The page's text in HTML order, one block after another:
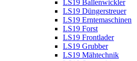
LS19 Ballenwickler
LS19 Düngerstreuer
LS19 Erntemaschinen
LS19 Forst
LS19 Frontlader
LS19 Grubber
LS19 Mähtechnik